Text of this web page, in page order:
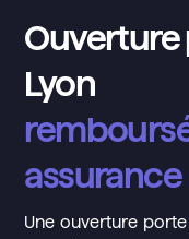
Lyon
assurance
Une ouverture